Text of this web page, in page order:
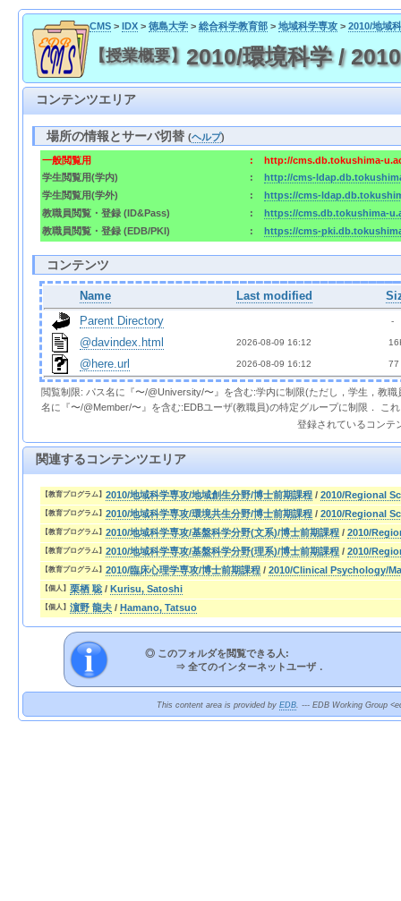
CMS> IDX> 徳島大学> 総合科学教育部> 地域科学専攻> 2010/地域
【授業概要】 2010/環境科学 /
コンテンツエリア
場所の情報とサーバ切替(ヘルプ)
一般閲覧用 :
http://cms.db.tokushima-
学生閲覧用(学内)
:
http://cms-
学生閲覧用(学外)
:
https://cms-
教職員閲覧・登録 (ID&Pass)
:
https://cms.db.tokushima-
教職員閲覧・登録 (EDB/PKI)
: https://cms-
コンテンツ
Name Last modified
Parent Directory
  -
@davindex.html 2026-08-09 16:12
@here.url 2026-08-09 16:12 77
閲覧制限: パス名に『〜/@University/〜』を含む:学内に制限(ただし，学生，教
名に『〜/@Member/〜』を含む:EDBユーザ(教職員)の特定グループに制限． こ
登録されているコンテ
関連するコンテンツエリア
【教育プログラム】 2010/地域科学専攻/地域創生分野/博士前期課程 / 2010/Regional
【教育プログラム】 2010/地域科学専攻/環境共生分野/博士前期課程 / 2010/Regional
【教育プログラム】 2010/地域科学専攻/基盤科学分野(文系)/博士前期課程 / 2010/
【教育プログラム】 2010/地域科学専攻/基盤科学分野(理系)/博士前期課程 / 2010/
【教育プログラム】 2010/臨床心理学専攻/博士前期課程 / 2010/Clinical Psychology/
【個人】 栗栖 聡 / Kurisu, Satoshi
【個人】 濵野 龍夫 / Hamano, Tatsuo
◎ このフォルダを閲覧できる人:
⇒ 全てのインターネットユーザ．
This content area is provided by EDB. --- EDB Working Group